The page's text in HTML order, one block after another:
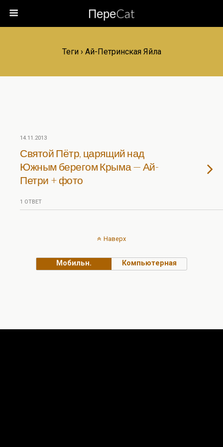
ПереCat
Теги › Ай-Петринская Яйла
14.11.2013
Святой Пётр, царящий над
Южным берегом Крыма — Ай-
Петри + фото
1 ОТВЕТ
Наверх
Мобильн. Компьютерная